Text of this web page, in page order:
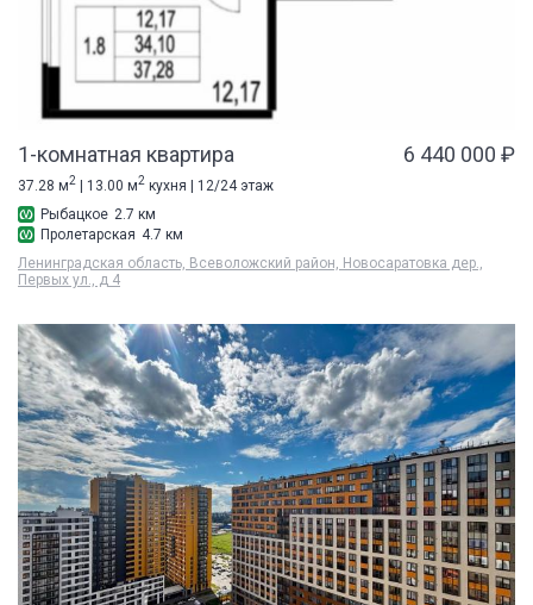
1-комнатная квартира 6 440 000 ₽
37.28 м2 | 13.00 м2 кухня | 12/24 этаж
Рыбацкое 2.7 км
Пролетарская 4.7 км
Ленинградская область, Всеволожский район, Новосаратовка дер.,
Первых ул., д 4